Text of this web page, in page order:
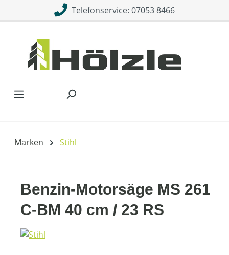
Zum Hauptinhalt springenTelefonservice: 07053 8466
Marken Stihl
Benzin-Motorsäge MS 261
C-BM 40 cm / 23 RS